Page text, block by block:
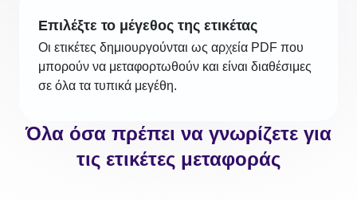
Επιλέξτε το μέγεθος της ετικέτας
Οι ετικέτες δημιουργούνται ως αρχεία PDF που
μπορούν να μεταφορτωθούν και είναι διαθέσιμες
σε όλα τα τυπικά μεγέθη.
Όλα όσα πρέπει να γνωρίζετε για
τις ετικέτες μεταφοράς